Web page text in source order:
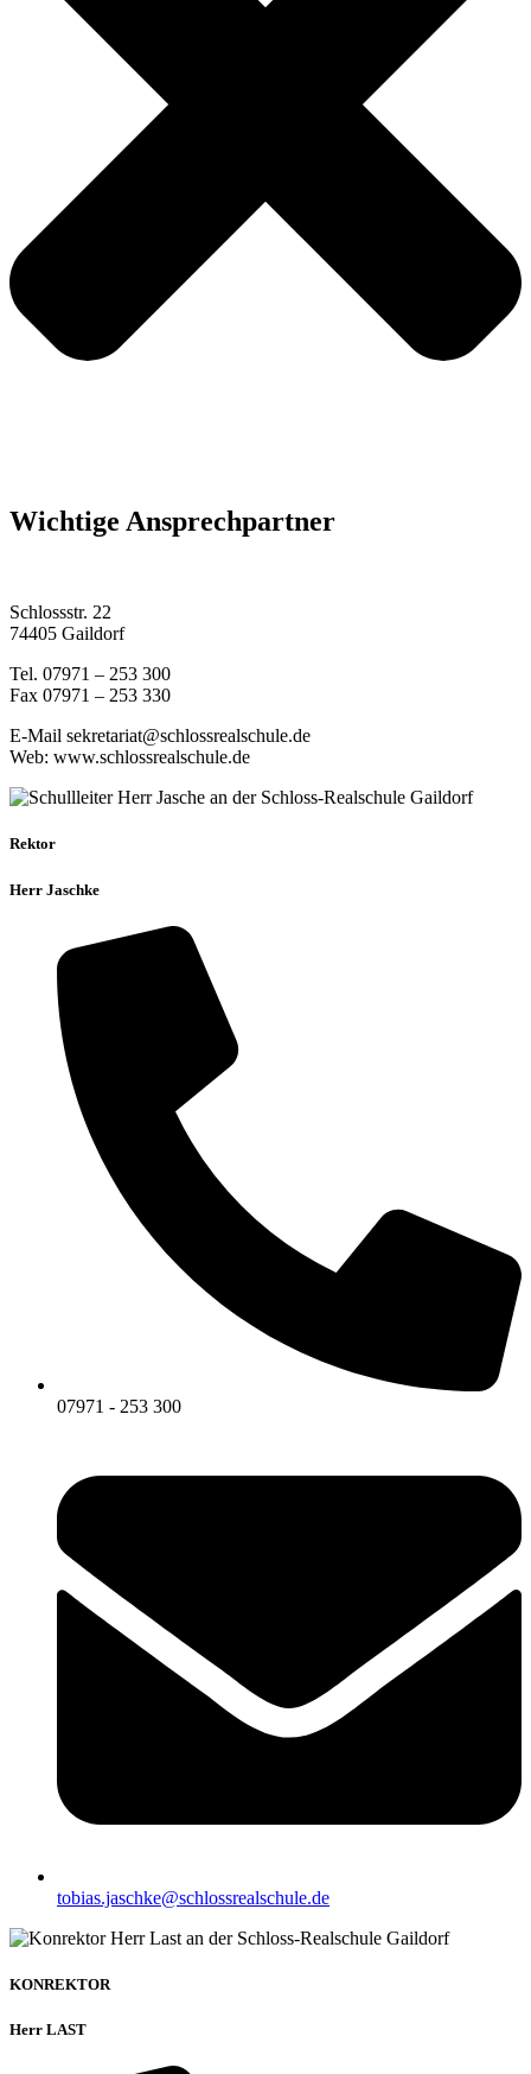
Wichtige Ansprechpartner
Schlossstr. 22
74405 Gaildorf
Tel. 07971 – 253 300
Fax 07971 – 253 330
E-Mail sekretariat@schlossrealschule.de
Web: www.schlossrealschule.de
Rektor
Herr Jaschke
07971 - 253 300
tobias.jaschke@schlossrealschule.de
KONREKTOR
Herr LAST